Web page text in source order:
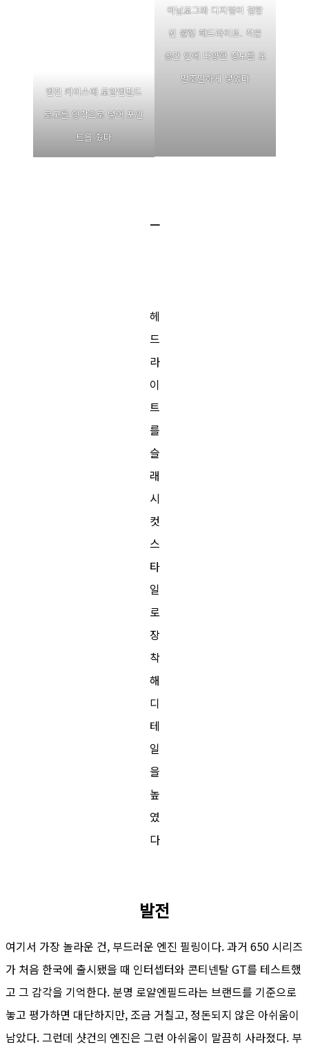
엔진 케이스에 로얄엔필드
로고를 양각으로 넣어 포인
트를 줬다
아날로그와 디지털이 결합
된 원형 헤드라이트. 작은
공간 안에 다양한 정보를 오
밀조밀하게 넣었다
ㅡ
헤
드
라
이
트
를
슬
래
시
컷
스
타
일
로
장
착
해
디
테
일
을
높
였
다
발전
여기서 가장 놀라운 건, 부드러운 엔진 필링이다. 과거 650 시리즈
가 처음 한국에 출시됐을 때 인터셉터와 콘티넨탈 GT를 테스트했
고 그 감각을 기억한다. 분명 로얄엔필드라는 브랜드를 기준으로
놓고 평가하면 대단하지만, 조금 거칠고, 정돈되지 않은 아쉬움이
남았다. 그런데 샷건의 엔진은 그런 아쉬움이 말끔히 사라졌다. 부